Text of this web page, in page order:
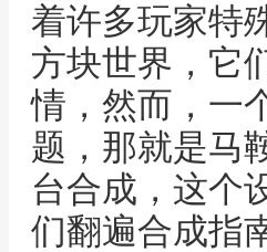
着许多玩家特
方块世界，它
情，然而，一
题，那就是马
台合成，这个
们翻遍合成指